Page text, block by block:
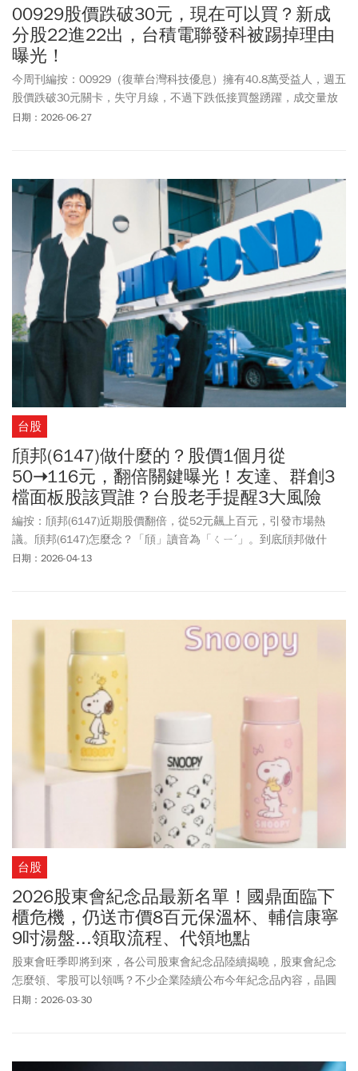
00929股價跌破30元，現在可以買？新成
分股22進22出，台積電聯發科被踢掉理由
曝光！
今周刊編按：00929（復華台灣科技優息）擁有40.8萬受益人，週五
股價跌破30元關卡，失守月線，不過下跌低接買盤踴躍，成交量放
大到5.9萬張。最新換股名單出爐，本次「22進22出」大幅洗牌最令
特質，電信三雄中華電、台灣大、遠傳此次也全數獲選入列。而在
遭到刪除的22檔個股方面，除了台積電與聯發科外，本次也剔除了
仁寶、宏碁、和碩等老牌PC與代工廠，以及環球晶、力成、文曄、
富邦媒與神基等多檔各領域的指標股。此次成分股名單的調整，預
計將於6/29起生效，為了避免巨額資金一次性進出對市場造成劇烈
波動，官方特別規劃了8個交易日的「調整過渡期」來進行籌碼轉
換。這次著眼於代工廠與防禦型電信股的戰略性大換股，預期將為
00929帶來全新的投資風貌。
日期：2026-06-27
台股
頎邦(6147)做什麼的？股價1個月從
50➝116元，翻倍關鍵曝光！友達、群創3
檔面板股該買誰？台股老手提醒3大風險
編按：頎邦(6147)近期股價翻倍，從52元飆上百元，引發市場熱
議。頎邦(6147)怎麼念？「頎」讀音為「ㄑㄧˊ」。到底頎邦做什
麼？為何能從傳統DDIC封測廠，藉由矽光子封裝與 LPO 跨入AI 光通
日期：2026-04-13
台股
2026股東會紀念品最新名單！國鼎面臨下
櫃危機，仍送市價8百元保溫杯、輔信康寧
9吋湯盤...領取流程、代領地點
股東會旺季即將到來，各公司股東會紀念品陸續揭曉，股東會紀念
怎麼領、零股可以領嗎？不少企業陸續公布今年紀念品內容，晶圓
代工大廠聯電（2303）今年股東會禮品主角不再是過去幾年的貓貓
日期：2026-03-30